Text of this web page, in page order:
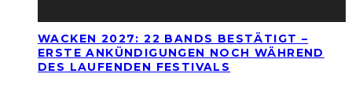
WACKEN 2027: 22 BANDS BESTÄTIGT –
ERSTE ANKÜNDIGUNGEN NOCH WÄHREND
DES LAUFENDEN FESTIVALS